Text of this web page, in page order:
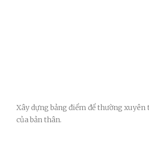
Xây dựng bảng điểm để thường xuyên
của bản thân.